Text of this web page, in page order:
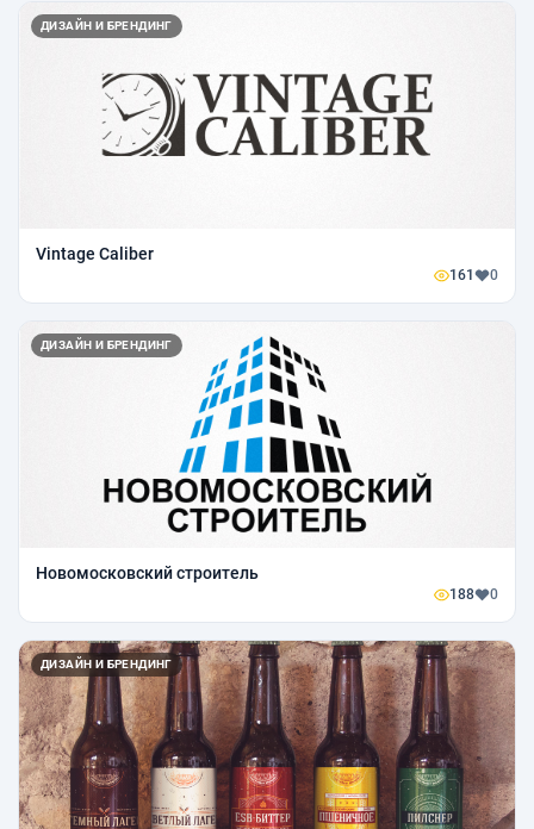
ДИЗАЙН И БРЕНДИНГ
Vintage Caliber
161 0
ДИЗАЙН И БРЕНДИНГ
Новомосковский строитель
188 0
ДИЗАЙН И БРЕНДИНГ